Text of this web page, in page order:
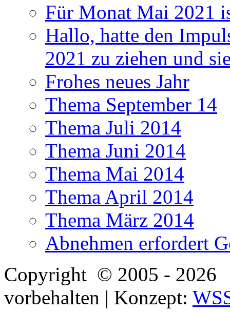
Für Monat Mai 2021
Hallo, hatte den
2021 zu ziehen und
Frohes neues Jahr
Thema September 14
Thema Juli 2014
Thema Juni 2014
Thema Mai 2014
Thema April 2014
Thema März 2014
Abnehmen erfordert
Copyright © 2005 - 2026
vorbehalten | Konzept: